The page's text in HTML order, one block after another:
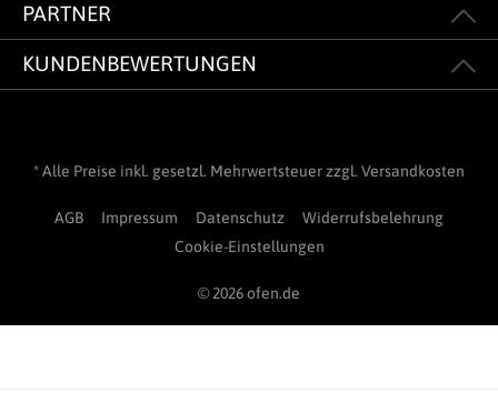
PARTNER
KUNDENBEWERTUNGEN
* Alle Preise inkl. gesetzl. Mehrwertsteuer zzgl. Versandkosten
AGB Impressum Datenschutz
Widerrufsbelehrung
Cookie-Einstellungen
© 2026 ofen.de